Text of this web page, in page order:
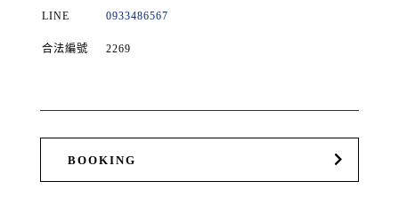
LINE 0933486567
合法編號 2269
BOOKING